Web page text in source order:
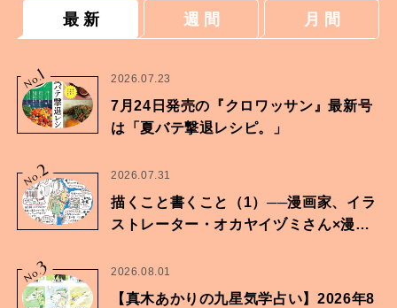
最 新 週 間 月 間
No.
1 2026.07.23
7月24日発売の『クロワッサン』最新号
は「夏バテ撃退レシピ。」
No.2 2026.07.31
描くこと書くこと（1）──漫画家、イラ
ストレーター・オカヤイヅミさん×漫画
No.3 2026.08.01
【真木あかりの九星気学占い】2026年8